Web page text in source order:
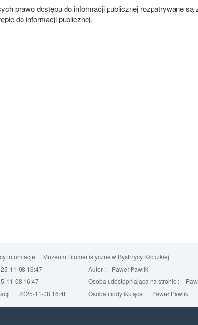
prawo dostępu do informacji publicznej rozpatrywane
do informacji publicznej.
informacje:
Muzeum Filumenistyczne w Bystrzycy Kłodzkiej
11-08 16:47 Autor :
Paweł Pawlik
11-08 16:47 Osoba udostępniająca na stronie :
:
2025-11-08 16:48 Osoba modyfikująca : Paweł Pawlik